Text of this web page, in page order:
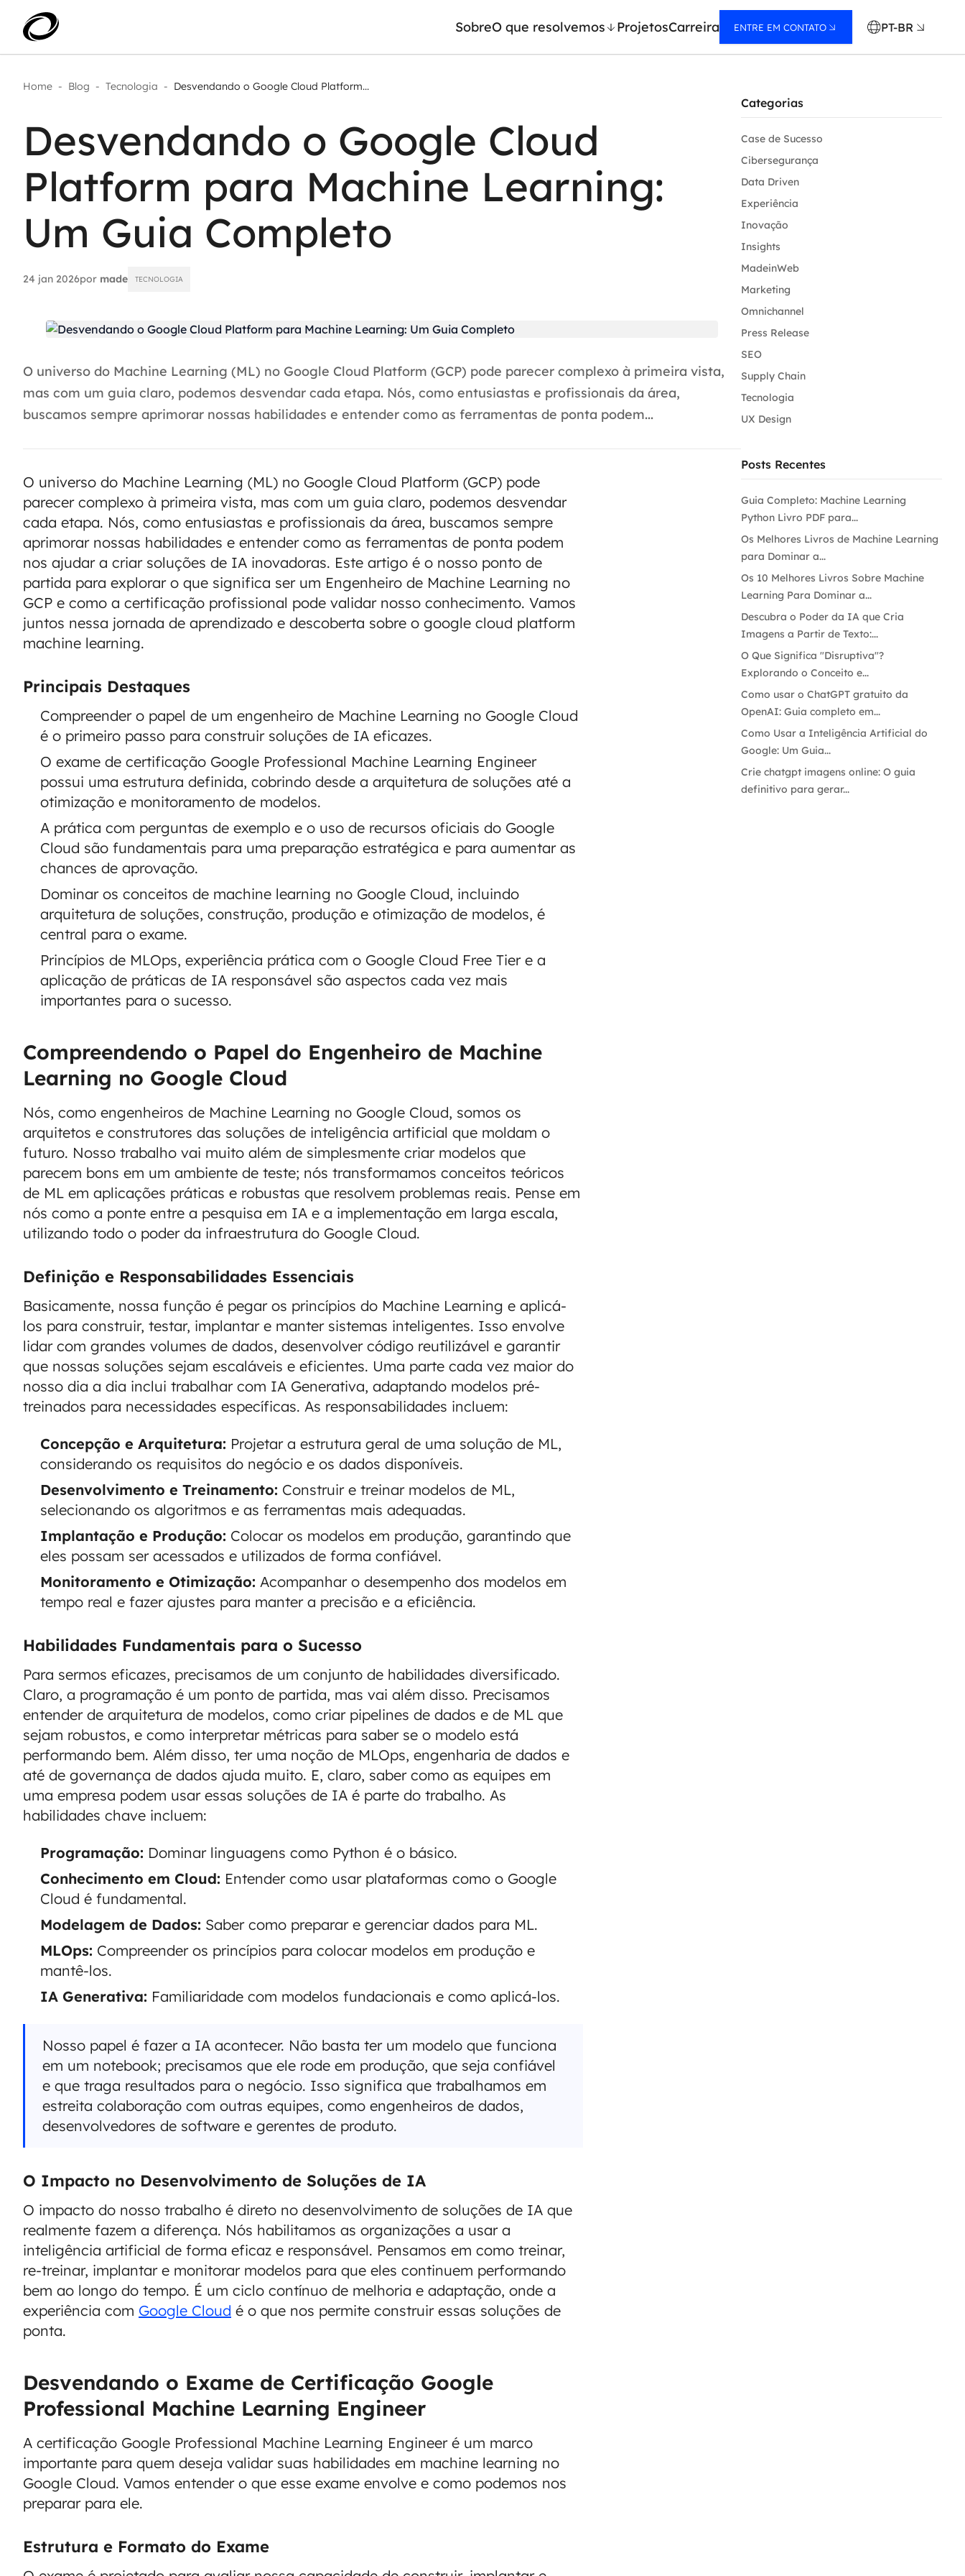
SobreO que resolvemos ProjetosCarreira ENTRE EM CONTATO PT-BR
Aplicar IA com impacto real
Modernização de aplicações
Sustentar operações com
eficiência
Escalar com segurança
Agentes de IA
Aceleradores de IA
Integração de IA
RPA e hiperautomação
AI Day
Home - Blog - Tecnologia - Desvendando o Google Cloud Platform...
Desvendando o Google Cloud
Platform para Machine Learning:
Um Guia Completo
24 jan 2026por made TECNOLOGIA
O universo do Machine Learning (ML) no Google Cloud Platform (GCP) pode parecer complexo à primeira vista,
mas com um guia claro, podemos desvendar cada etapa. Nós, como entusiastas e profissionais da área,
buscamos sempre aprimorar nossas habilidades e entender como as ferramentas de ponta podem...
O universo do Machine Learning (ML) no Google Cloud Platform (GCP) pode
parecer complexo à primeira vista, mas com um guia claro, podemos desvendar
cada etapa. Nós, como entusiastas e profissionais da área, buscamos sempre
aprimorar nossas habilidades e entender como as ferramentas de ponta podem
nos ajudar a criar soluções de IA inovadoras. Este artigo é o nosso ponto de
partida para explorar o que significa ser um Engenheiro de Machine Learning no
GCP e como a certificação profissional pode validar nosso conhecimento. Vamos
juntos nessa jornada de aprendizado e descoberta sobre o google cloud platform
machine learning.
Principais Destaques
Compreender o papel de um engenheiro de Machine Learning no Google Cloud
é o primeiro passo para construir soluções de IA eficazes.
O exame de certificação Google Professional Machine Learning Engineer
possui uma estrutura definida, cobrindo desde a arquitetura de soluções até a
otimização e monitoramento de modelos.
A prática com perguntas de exemplo e o uso de recursos oficiais do Google
Cloud são fundamentais para uma preparação estratégica e para aumentar as
chances de aprovação.
Dominar os conceitos de machine learning no Google Cloud, incluindo
arquitetura de soluções, construção, produção e otimização de modelos, é
central para o exame.
Princípios de MLOps, experiência prática com o Google Cloud Free Tier e a
aplicação de práticas de IA responsável são aspectos cada vez mais
importantes para o sucesso.
Compreendendo o Papel do Engenheiro de Machine
Learning no Google Cloud
Nós, como engenheiros de Machine Learning no Google Cloud, somos os
arquitetos e construtores das soluções de inteligência artificial que moldam o
futuro. Nosso trabalho vai muito além de simplesmente criar modelos que
parecem bons em um ambiente de teste; nós transformamos conceitos teóricos
de ML em aplicações práticas e robustas que resolvem problemas reais. Pense em
nós como a ponte entre a pesquisa em IA e a implementação em larga escala,
utilizando todo o poder da infraestrutura do Google Cloud.
Definição e Responsabilidades Essenciais
Basicamente, nossa função é pegar os princípios do Machine Learning e aplicá-
los para construir, testar, implantar e manter sistemas inteligentes. Isso envolve
lidar com grandes volumes de dados, desenvolver código reutilizável e garantir
que nossas soluções sejam escaláveis e eficientes. Uma parte cada vez maior do
nosso dia a dia inclui trabalhar com IA Generativa, adaptando modelos pré-
treinados para necessidades específicas. As responsabilidades incluem:
Concepção e Arquitetura: Projetar a estrutura geral de uma solução de ML,
considerando os requisitos do negócio e os dados disponíveis.
Desenvolvimento e Treinamento: Construir e treinar modelos de ML,
selecionando os algoritmos e as ferramentas mais adequadas.
Implantação e Produção: Colocar os modelos em produção, garantindo que
eles possam ser acessados e utilizados de forma confiável.
Monitoramento e Otimização: Acompanhar o desempenho dos modelos em
tempo real e fazer ajustes para manter a precisão e a eficiência.
Habilidades Fundamentais para o Sucesso
Para sermos eficazes, precisamos de um conjunto de habilidades diversificado.
Claro, a programação é um ponto de partida, mas vai além disso. Precisamos
entender de arquitetura de modelos, como criar pipelines de dados e de ML que
sejam robustos, e como interpretar métricas para saber se o modelo está
performando bem. Além disso, ter uma noção de MLOps, engenharia de dados e
até de governança de dados ajuda muito. E, claro, saber como as equipes em
uma empresa podem usar essas soluções de IA é parte do trabalho. As
habilidades chave incluem:
Programação: Dominar linguagens como Python é o básico.
Conhecimento em Cloud: Entender como usar plataformas como o Google
Cloud é fundamental.
Modelagem de Dados: Saber como preparar e gerenciar dados para ML.
MLOps: Compreender os princípios para colocar modelos em produção e
mantê-los.
IA Generativa: Familiaridade com modelos fundacionais e como aplicá-los.
Nosso papel é fazer a IA acontecer. Não basta ter um modelo que funciona
em um notebook; precisamos que ele rode em produção, que seja confiável
e que traga resultados para o negócio. Isso significa que trabalhamos em
estreita colaboração com outras equipes, como engenheiros de dados,
desenvolvedores de software e gerentes de produto.
O Impacto no Desenvolvimento de Soluções de IA
O impacto do nosso trabalho é direto no desenvolvimento de soluções de IA que
realmente fazem a diferença. Nós habilitamos as organizações a usar a
inteligência artificial de forma eficaz e responsável. Pensamos em como treinar,
re-treinar, implantar e monitorar modelos para que eles continuem performando
bem ao longo do tempo. É um ciclo contínuo de melhoria e adaptação, onde a
experiência com Google Cloud é o que nos permite construir essas soluções de
ponta.
Desvendando o Exame de Certificação Google
Professional Machine Learning Engineer
A certificação Google Professional Machine Learning Engineer é um marco
importante para quem deseja validar suas habilidades em machine learning no
Google Cloud. Vamos entender o que esse exame envolve e como podemos nos
preparar para ele.
Estrutura e Formato do Exame
Categorias
Case de Sucesso
Cibersegurança
Data Driven
Experiência
Inovação
Insights
MadeinWeb
Marketing
Omnichannel
Press Release
SEO
Supply Chain
Tecnologia
UX Design
Posts Recentes
Guia Completo: Machine Learning
Python Livro PDF para...
Os Melhores Livros de Machine Learning
para Dominar a...
Os 10 Melhores Livros Sobre Machine
Learning Para Dominar a...
Descubra o Poder da IA que Cria
Imagens a Partir de Texto:...
O Que Significa "Disruptiva"?
Explorando o Conceito e...
Como usar o ChatGPT gratuito da
OpenAI: Guia completo em...
Como Usar a Inteligência Artificial do
Google: Um Guia...
Crie chatgpt imagens online: O guia
definitivo para gerar...